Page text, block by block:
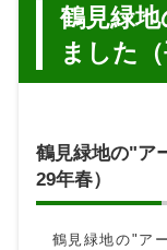
鶴見緑
ました（
鶴見緑地の"ア
29年春）
鶴見緑地の"ア